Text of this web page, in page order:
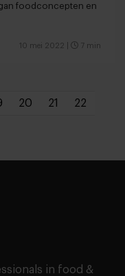
foodconcepten en
10 mei 2022 7 min
20 21 22
in food &